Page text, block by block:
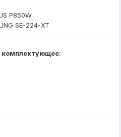
P850W
SE-224-XT
комплектующее: